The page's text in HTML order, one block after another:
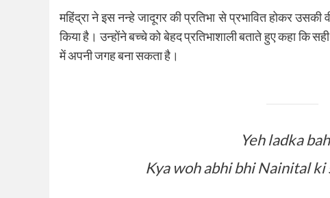
महिंद्रा ने इस नन्हे जादूगर की प्रतिभा से प्रभावित होकर
किया है। उन्होंने बच्चे को बेहद प्रतिभाशाली बताते हुए कहा कि
में अपनी जगह बना सकता है।
Yeh ladka
Kya woh abhi bhi Nainital ki